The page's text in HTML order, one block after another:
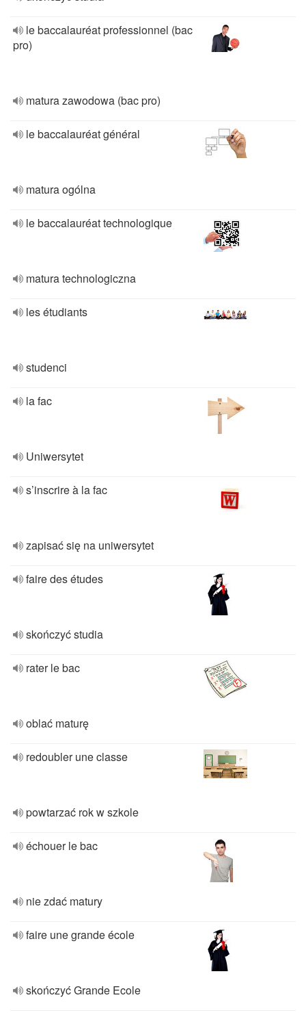
le baccalauréat professionnel (bac
pro)
matura zawodowa (bac pro)
le baccalauréat général
matura ogólna
le baccalauréat technologique
matura technologiczna
les étudiants
studenci
la fac
Uniwersytet
s’inscrire à la fac
zapisać się na uniwersytet
faire des études
skończyć studia
rater le bac
oblać maturę
redoubler une classe
powtarzać rok w szkole
échouer le bac
nie zdać matury
faire une grande école
skończyć Grande Ecole